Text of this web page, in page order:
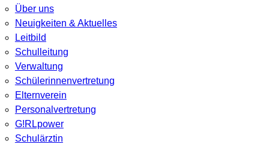
Über uns
Neuigkeiten & Aktuelles
Leitbild
Schulleitung
Verwaltung
Schülerinnenvertretung
Elternverein
Personalvertretung
G!RLpower
Schulärztin